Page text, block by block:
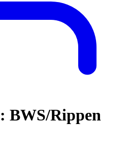
BWS/Rippen